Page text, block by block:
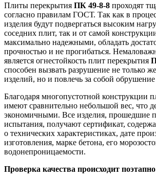
Плиты перекрытия ПК 49-8-8 проходят
согласно правилам ГОСТ. Так как в
изделия будут подвергаться высоким
соседних плит, так и от самой
максимально надежными, обладать
прочностью и не прогибаться.
является огнестойкость плит перекрытия
способен вызвать разрушение не только
изделий, но и повлечь за собой обрушение
Благодаря многопустотной конструкции
имеют сравнительно небольшой вес, что
экономичными. Все изделия, прошедшие
испытания, получают сертификат,
о технических характеристиках, дате
изготовления, марке бетона, его
водонепроницаемости.
Проверка качества происходит